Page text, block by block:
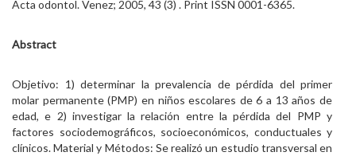
Acta odontol. Venez; 2005, 43 (3) . Print ISSN 0001-6365.
Abstract
Objetivo: 1) determinar la prevalencia de pérdida del primer
molar permanente (PMP) en niños escolares de 6 a 13 años de
edad, e 2) investigar la relación entre la pérdida del PMP y
factores sociodemográficos, socioeconómicos, conductuales y
clínicos. Material y Métodos: Se realizó un estudio transversal en